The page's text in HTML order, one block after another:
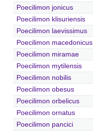
Poecilimon jonicus
Poecilimon klisuriensis
Poecilimon laevissimus
Poecilimon macedonicus
Poecilimon miramae
Poecilimon mytilensis
Poecilimon nobilis
Poecilimon obesus
Poecilimon orbelicus
Poecilimon ornatus
Poecilimon pancici